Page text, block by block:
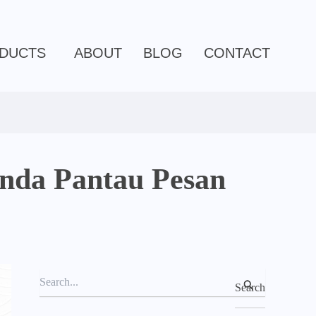
ABOUT BLOG CONTACT
Pantau Pesan
S
e
e